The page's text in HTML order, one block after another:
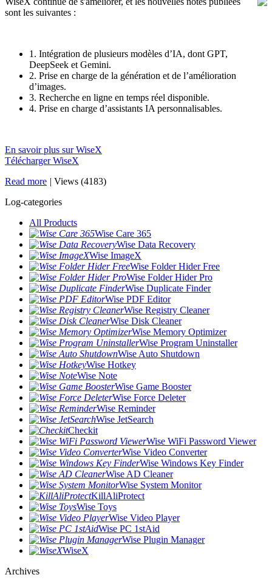
sont les suivantes :
1. Intégration de plusieurs modèles d’IA, dont GPT,
DeepSeek et Gemini.
2. Prise en charge de la génération et de l’amélioration
d’images.
3. Recherche en ligne en temps réel disponible.
4. Prise en charge d’assistants IA personnalisables.
En savoir plus sur WiseX
Télécharger WiseX
Read more | Views (4183)
Log-categories
All Products
Wise Care 365
Wise Data Recovery
Wise ImageX
Wise Folder Hider Free
Wise Folder Hider Pro
Wise Duplicate Finder
Wise PDF Editor
Wise Registry Cleaner
Wise Disk Cleaner
Wise Memory Optimizer
Wise Program Uninstaller
Wise Auto Shutdown
Wise Hotkey
Wise Note
Wise Game Booster
Wise Force Deleter
Wise Reminder
Wise JetSearch
Checkit
Wise WiFi Password Viewer
Wise Video Converter
Wise Windows Key Finder
Wise AD Cleaner
Wise System Monitor
KillAliProtect
Wise Toys
Wise Video Player
Wise PC 1stAid
Wise Plugin Manager
WiseX
Archives